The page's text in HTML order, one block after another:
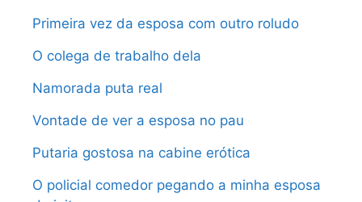
Primeira vez da esposa com outro roludo
O colega de trabalho dela
Namorada puta real
Vontade de ver a esposa no pau
Putaria gostosa na cabine erótica
O policial comedor pegando a minha esposa